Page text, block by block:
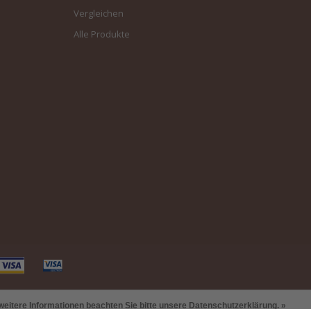
Informationen beachten Sie bitte unsere Datenschutzerklärung. »
Vergleichen
Alle Produkte